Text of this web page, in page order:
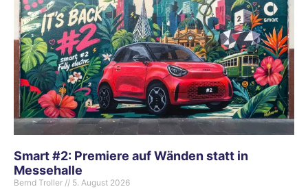
Smart #2: Premiere auf Wänden statt in
Messehalle
Bernd Troller 5. August 2026